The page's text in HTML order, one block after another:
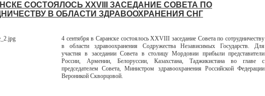
СОСТОЯЛОСЬ XXVIII ЗАСЕДАНИЕ СОВЕТА ПО
В ОБЛАСТИ ЗДРАВООХРАНЕНИЯ СНГ
4 сентября в Саранске состоялось XXVIII заседание Совета по сотрудничеству
в области здравоохранения Содружества Независимых Государств. Для
участия в заседании Совета в столицу Мордовии прибыли представители
России, Армении, Белоруссии, Казахстана, Таджикистана во главе с
председателем Совета, Министром здравоохранения Российской Федерации
Вероникой Скворцовой.